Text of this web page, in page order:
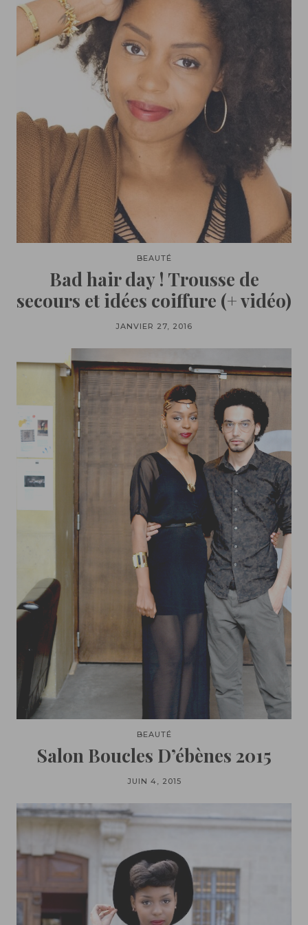
BEAUTÉ
Bad hair day ! Trousse de
secours et idées coiffure (+ vidéo)
JANVIER 27, 2016
BEAUTÉ
Salon Boucles D’ébènes 2015
JUIN 4, 2015